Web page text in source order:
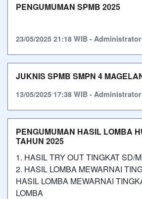
PENGUMUMAN SPMB 2025
23/05/2025 21:18 WIB - Administrator
JUKNIS SPMB SMPN 4
13/05/2025 17:38 WIB - Administrator
PENGUMUMAN HASIL LOMBA
TAHUN 2025
1. HASIL TRY OUT TINGKAT SD/
2. HASIL LOMBA MEWARNAI
HASIL LOMBA MEWARNAI
LOMBA